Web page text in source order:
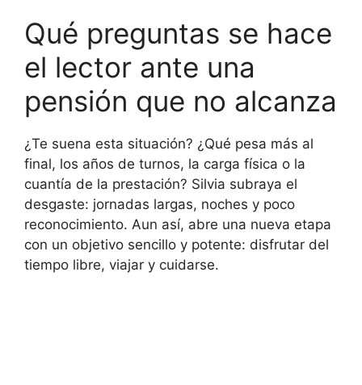
Qué preguntas se hace
el lector ante una
pensión que no alcanza
¿Te suena esta situación? ¿Qué pesa más al
final, los años de turnos, la carga física o la
cuantía de la prestación? Silvia subraya el
desgaste: jornadas largas, noches y poco
reconocimiento. Aun así, abre una nueva etapa
con un objetivo sencillo y potente: disfrutar del
tiempo libre, viajar y cuidarse.